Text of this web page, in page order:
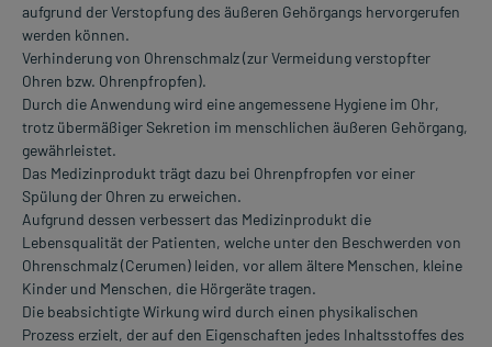
aufgrund der Verstopfung des äußeren Gehörgangs hervorgerufen
werden können.
Verhinderung von Ohrenschmalz (zur Vermeidung verstopfter
Ohren bzw. Ohrenpfropfen).
Durch die Anwendung wird eine angemessene Hygiene im Ohr,
trotz übermäßiger Sekretion im menschlichen äußeren Gehörgang,
gewährleistet.
Das Medizinprodukt trägt dazu bei Ohrenpfropfen vor einer
Spülung der Ohren zu erweichen.
Aufgrund dessen verbessert das Medizinprodukt die
Lebensqualität der Patienten, welche unter den Beschwerden von
Ohrenschmalz (Cerumen) leiden, vor allem ältere Menschen, kleine
Kinder und Menschen, die Hörgeräte tragen.
Die beabsichtigte Wirkung wird durch einen physikalischen
Prozess erzielt, der auf den Eigenschaften jedes Inhaltsstoffes des